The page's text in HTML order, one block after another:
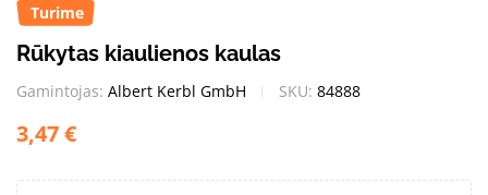
Turime
Rūkytas kiaulienos kaulas
Gamintojas: Albert Kerbl GmbH SKU: 84888
3,47€